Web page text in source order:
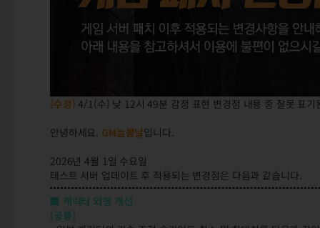
(수정) 4/1(수) 낮 12시 49분 감정 표현 변경점 내용 중 잘못 표기
안녕하세요. GM늘봄날입니다.
2026년 4월 1일 수요일
테스트 서버 업데이트 후 적용되는 변경점은 다음과 같습니다.
■ 캐릭터 외형 개선
[공통]